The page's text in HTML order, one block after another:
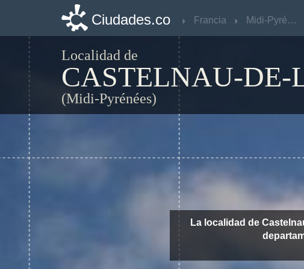
Ciudades.co Francia Midi-Pyrénées
Localidad de
CASTELNAU-DE-
(Midi-Pyrénées)
La localidad de
Ciudades.co Francia Midi-Pyrénées